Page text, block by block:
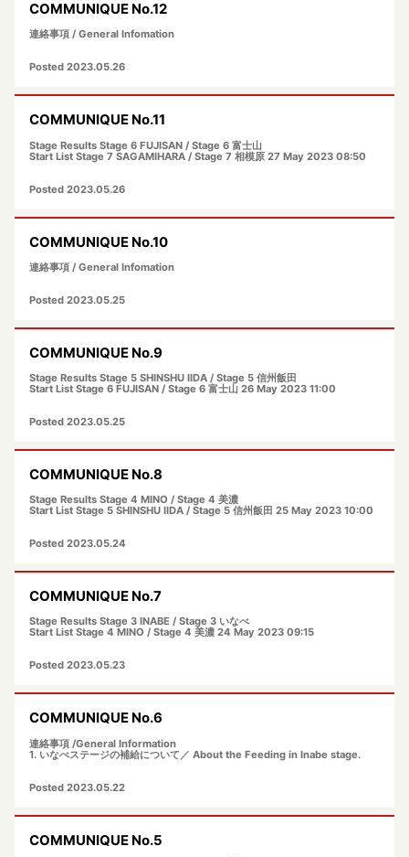
オンラインショップ
Twitter Twitter
COMMUNIQUE No.12
連絡事項 / General Infomation
Posted 2023.05.26
COMMUNIQUE No.11
Stage Results Stage 6 FUJISAN / Stage 6 富士山
Start List Stage 7 SAGAMIHARA / Stage 7 相模原 27 May 2023 08:50
Posted 2023.05.26
COMMUNIQUE No.10
連絡事項 / General Infomation
Posted 2023.05.25
COMMUNIQUE No.9
Stage Results Stage 5 SHINSHU IIDA / Stage 5 信州飯田
Start List Stage 6 FUJISAN / Stage 6 富士山 26 May 2023 11:00
Posted 2023.05.25
COMMUNIQUE No.8
Stage Results Stage 4 MINO / Stage 4 美濃
Start List Stage 5 SHINSHU IIDA / Stage 5 信州飯田 25 May 2023 10:00
Posted 2023.05.24
COMMUNIQUE No.7
Stage Results Stage 3 INABE / Stage 3 いなべ
Start List Stage 4 MINO / Stage 4 美濃 24 May 2023 09:15
Posted 2023.05.23
COMMUNIQUE No.6
連絡事項 /General Information
1. いなべステージの補給について／ About the Feeding in Inabe stage.
Posted 2023.05.22
COMMUNIQUE No.5